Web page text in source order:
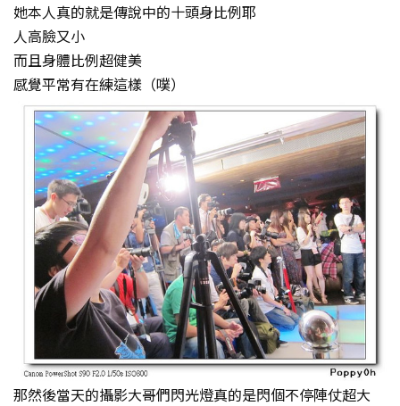
她本人真的就是傳說中的十頭身比例耶
人高臉又小
而且身體比例超健美
感覺平常有在練這樣（噗）
那然後當天的攝影大哥們閃光燈真的是閃個不停陣仗超大